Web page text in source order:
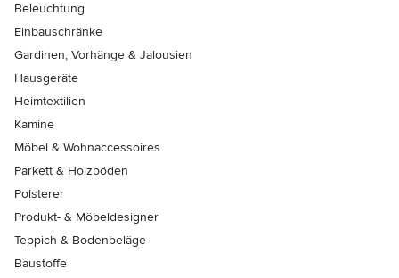
Beleuchtung
Einbauschränke
Gardinen, Vorhänge & Jalousien
Hausgeräte
Heimtextilien
Kamine
Möbel & Wohnaccessoires
Parkett & Holzböden
Polsterer
Produkt- & Möbeldesigner
Teppich & Bodenbeläge
Baustoffe